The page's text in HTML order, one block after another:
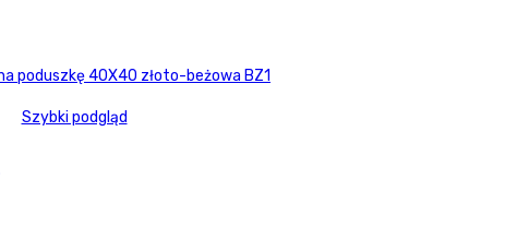
Szybki podgląd